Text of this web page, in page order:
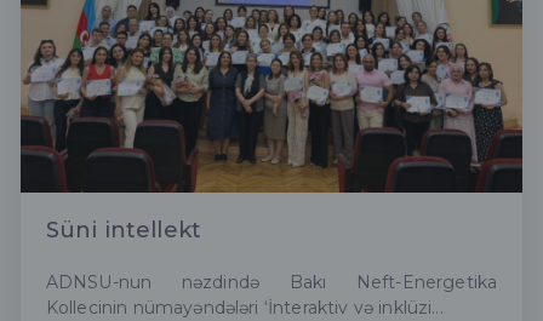
Süni intellekt
ADNSU-nun nəzdində Bakı Neft-Energetika
Kollecinin nümayəndələri ‘İnteraktiv və inklüzi...